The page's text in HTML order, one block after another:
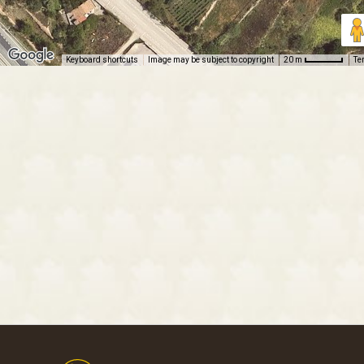
Keyboard shortcuts Image may be subject to copyright 20 m